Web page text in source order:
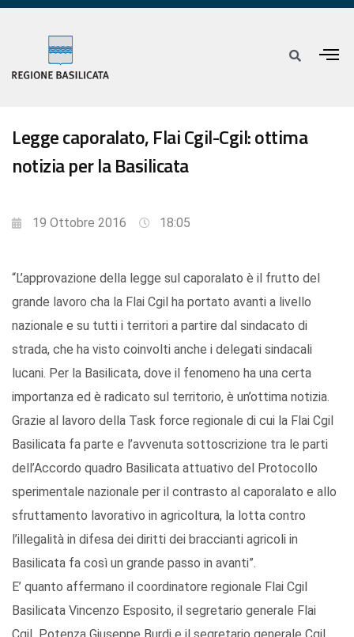
Legge caporalato, Flai Cgil-Cgil: ottima
notizia per la Basilicata
19 Ottobre 2016 18:05
“L’approvazione della legge sul caporalato è il frutto del
grande lavoro cha la Flai Cgil ha portato avanti a livello
nazionale e su tutti i territori a partire dal sindacato di
strada, che ha visto coinvolti anche i delegati sindacali
lucani. Per la Basilicata, dove il fenomeno ha una certa
importanza ed è radicato sul territorio, è un’ottima notizia.
Grazie al lavoro della Task force regionale di cui la Flai Cgil
Basilicata fa parte e l’avvenuta sottoscrizione tra le parti
dell’Accordo quadro Basilicata attuativo del Protocollo
sperimentale nazionale per il contrasto al caporalato e allo
sfruttamento lavorativo in agricoltura, la lotta contro
l’illegalità in difesa dei diritti dei braccianti agricoli in
Basilicata fa così un grande passo in avanti”.
E’ quanto affermano il coordinatore regionale Flai Cgil
Basilicata Vincenzo Esposito, il segretario generale Flai